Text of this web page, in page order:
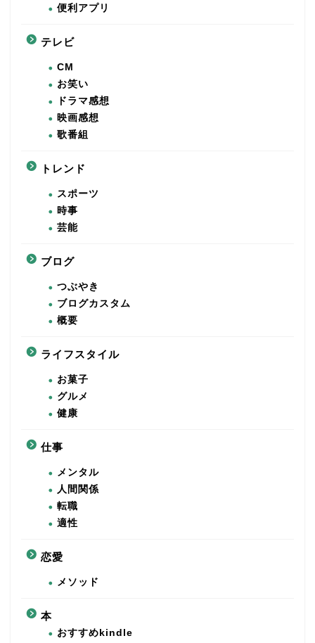
便利アプリ
テレビ
CM
お笑い
ドラマ感想
映画感想
歌番組
トレンド
スポーツ
時事
芸能
ブログ
つぶやき
ブログカスタム
概要
ライフスタイル
お菓子
グルメ
健康
仕事
メンタル
人間関係
転職
適性
恋愛
メソッド
本
おすすめkindle